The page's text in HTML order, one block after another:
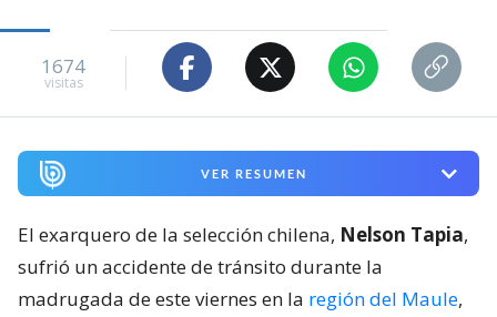
1674
visitas
VER RESUMEN
El exarquero de la selección chilena, Nelson Tapia,
sufrió un accidente de tránsito durante la
madrugada de este viernes en la región del Maule,